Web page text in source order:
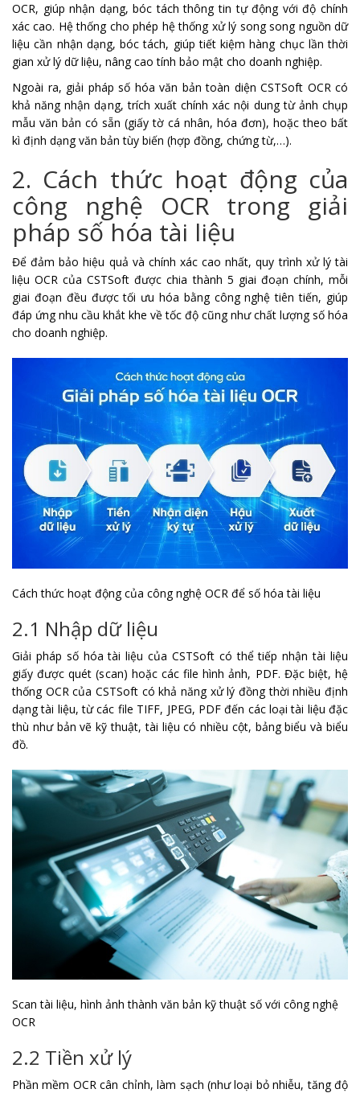
OCR, giúp nhận dạng, bóc tách thông tin tự động với độ chính
xác cao. Hệ thống cho phép hệ thống xử lý song song nguồn dữ
liệu cần nhận dạng, bóc tách, giúp tiết kiệm hàng chục lần thời
gian xử lý dữ liệu, nâng cao tính bảo mật cho doanh nghiệp.
Ngoài ra, giải pháp số hóa văn bản toàn diện CSTSoft OCR có
khả năng nhận dạng, trích xuất chính xác nội dung từ ảnh chụp
mẫu văn bản có sẵn (giấy tờ cá nhân, hóa đơn), hoặc theo bất
kì định dạng văn bản tùy biến (hợp đồng, chứng từ,…).
2. Cách thức hoạt động của
công nghệ OCR trong giải
pháp số hóa tài liệu
Để đảm bảo hiệu quả và chính xác cao nhất, quy trình xử lý tài
liệu OCR của CSTSoft được chia thành 5 giai đoạn chính, mỗi
giai đoạn đều được tối ưu hóa bằng công nghệ tiên tiến, giúp
đáp ứng nhu cầu khắt khe về tốc độ cũng như chất lượng số hóa
cho doanh nghiệp.
Cách thức hoạt động của công nghệ OCR để số hóa tài liệu
2.1 Nhập dữ liệu
Giải pháp số hóa tài liệu của CSTSoft có thể tiếp nhận tài liệu
giấy được quét (scan) hoặc các file hình ảnh, PDF. Đặc biệt, hệ
thống OCR của CSTSoft có khả năng xử lý đồng thời nhiều định
dạng tài liệu, từ các file TIFF, JPEG, PDF đến các loại tài liệu đặc
thù như bản vẽ kỹ thuật, tài liệu có nhiều cột, bảng biểu và biểu
đồ.
Scan tài liệu, hình ảnh thành văn bản kỹ thuật số với công nghệ
OCR
2.2 Tiền xử lý
Phần mềm OCR cân chỉnh, làm sạch (như loại bỏ nhiễu, tăng độ